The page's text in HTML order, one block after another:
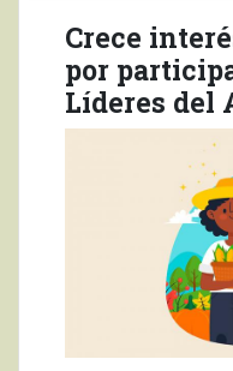
Crece
por
Líderes del